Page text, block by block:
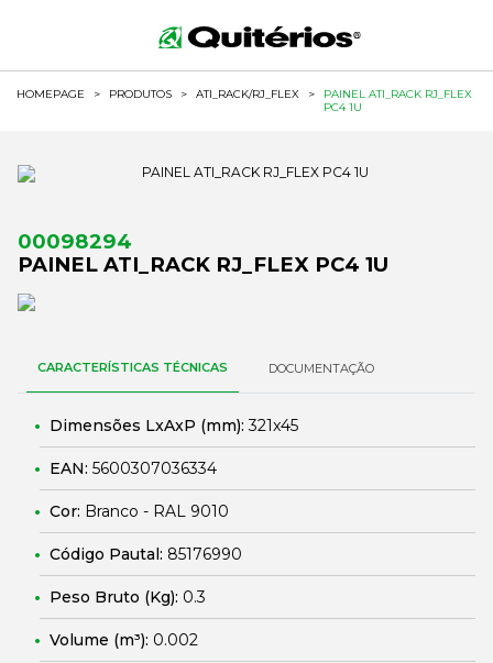
HOMEPAGE > PRODUTOS > ATI_RACK/RJ_FLEX >
PAINEL ATI_RACK RJ_FLEX
PC4 1U
00098294
PAINEL ATI_RACK RJ_FLEX PC4 1U
CARACTERÍSTICAS TÉCNICAS DOCUMENTAÇÃO
Dimensões LxAxP (mm):321x45
EAN: 5600307036334
Cor: Branco - RAL 9010
Código Pautal: 85176990
Peso Bruto (Kg): 0.3
Volume (m³): 0.002